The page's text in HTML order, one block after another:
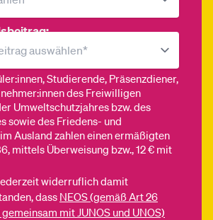
Studierende, Präsenzdiener,
des Freiwilligen
Umweltschutzjahres bzw. des
sowie des Friedens- und
Ausland zahlen einen ermäßigten
mittels Überweisung bzw., 12 € mit
widerruflich damit
dass NEOS (gemäß Art 26
gemeinsam mit JUNOS und UNOS)